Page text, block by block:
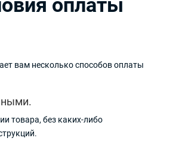
оплаты
вам несколько способов оплаты
товара, без каких-либо